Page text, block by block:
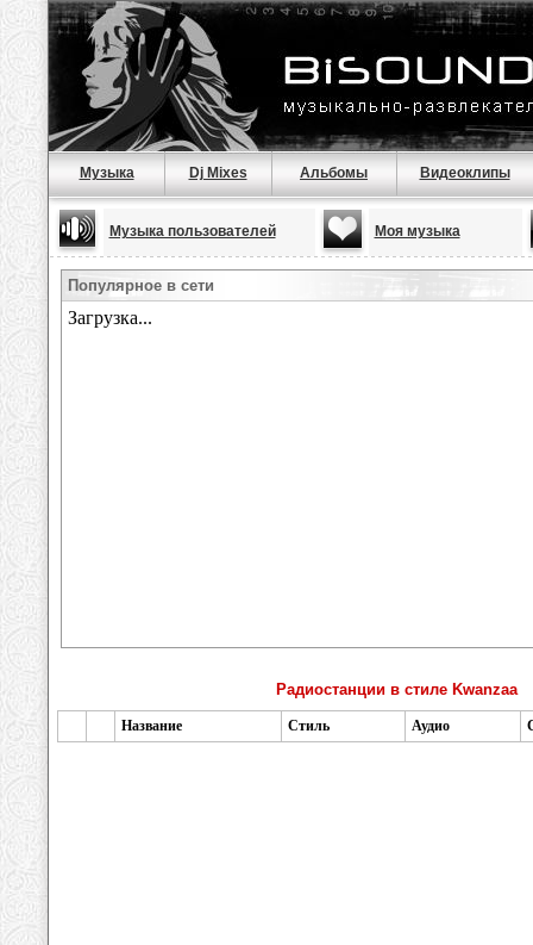
Музыка Dj Mixes Альбомы Видеоклипы
Музыка пользователей Моя музыка
Популярное в сети
Радиостанции в стиле Kwanzaa
Название Стиль Аудио